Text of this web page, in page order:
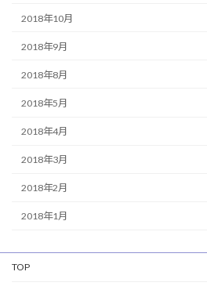
2018年10月
2018年9月
2018年8月
2018年5月
2018年4月
2018年3月
2018年2月
2018年1月
TOP